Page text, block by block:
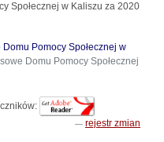
Społecznej w Kaliszu za 2020
Pomocy Społecznej w
Domu Pomocy Społecznej
rejestr zmian